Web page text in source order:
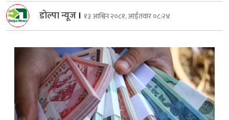
डोल्पा न्यूज । १३ आश्विन २०८१, आईतवार ०८:२४